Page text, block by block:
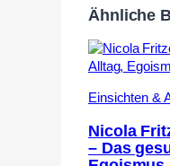
Ähnliche
Einsichten &
Nicola
– Das